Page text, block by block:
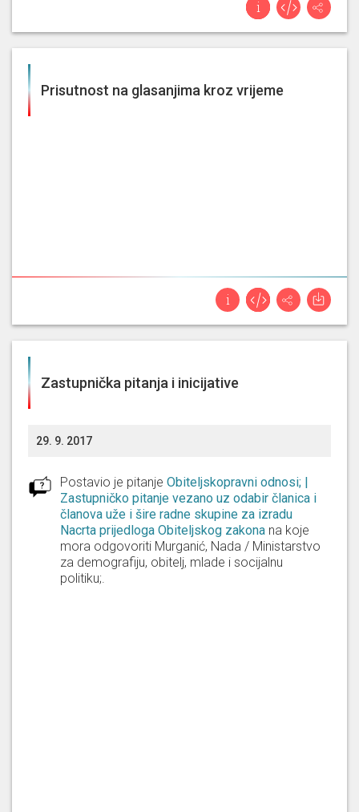
Prisutnost na glasanjima kroz vrijeme
Zastupnička pitanja i inicijative
29. 9. 2017
Postavio je pitanje Obiteljskopravni odnosi; |
Zastupničko pitanje vezano uz odabir članica i
članova uže i šire radne skupine za izradu
Nacrta prijedloga Obiteljskog zakona na koje
mora odgovoriti Murganić, Nada / Ministarstvo
za demografiju, obitelj, mlade i socijalnu
politiku;.